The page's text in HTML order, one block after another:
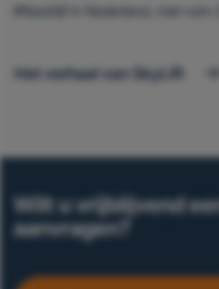
liftbedrijf in Nederland, met
Het verhaal van SkyLift
Wilt u vrijblijvend
aanvragen?